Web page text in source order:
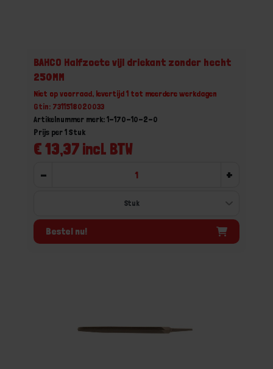
BAHCO Halfzoete vijl driekant zonder hecht
250MM
Niet op voorraad, levertijd 1 tot meerdere werkdagen
Gtin: 7311518020033
Artikelnummer merk: 1-170-10-2-0
€ 13,37 incl. BTW
Prijs per 1 Stuk
- +
Bestel nu!